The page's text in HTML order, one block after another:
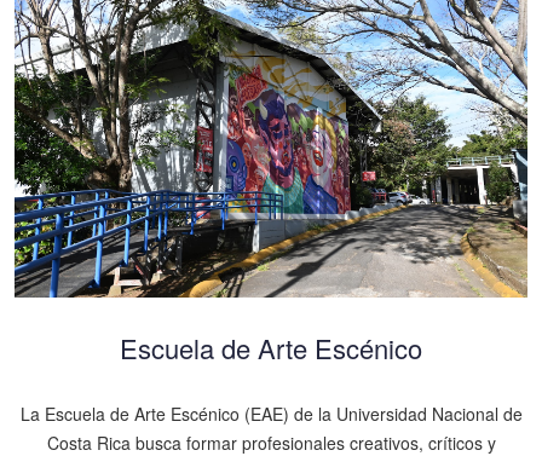
Escuela de Arte Escénico
La Escuela de Arte Escénico (EAE) de la Universidad Nacional de
Costa Rica busca formar profesionales creativos, críticos y